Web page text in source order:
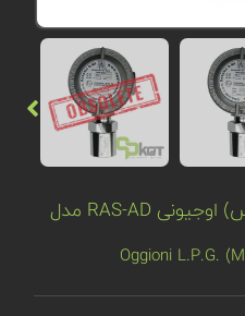
دتکتور گاز ال‌ پی‌ جی (میکس) اوجیونی RAS-AD مدل
Oggioni L.P.G.